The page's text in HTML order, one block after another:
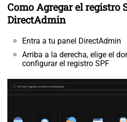
Como Agregar el registro
DirectAdmin
Entra a tu panel DirectAdmin
Arriba a la derecha, elige el
configurar el registro SPF